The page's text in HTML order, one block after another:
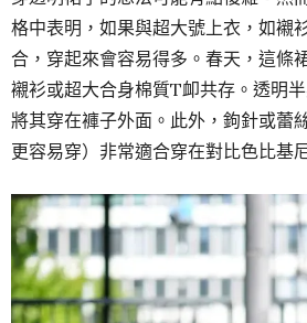
格中表明，如果與超大號上衣，如襯
合，穿起來會容易得多。春天，這條
襯衫或超大合身棉質T卹共存。透明
將其穿在褲子外面。此外，鉤針或蕾
更容易穿）非常適合穿在對比色比基